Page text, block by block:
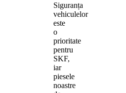
Siguranța
vehiculelor
este
o
prioritate
pentru
SKF,
iar
piesele
noastre